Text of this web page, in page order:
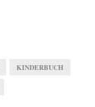
KINDERBUCH